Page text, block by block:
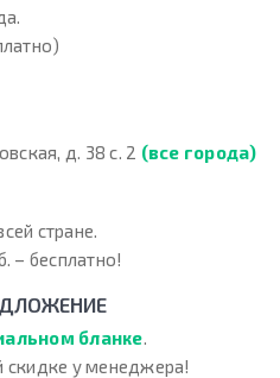
д. 38 с. 2 (все города)
стране.
– бесплатно!
бланке.
скидке у менеджера!